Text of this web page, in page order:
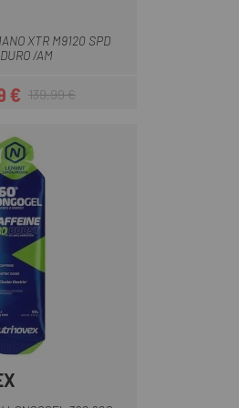
XTR M9120 SPD
/AM
Preu
€Preu regular
139,99 €